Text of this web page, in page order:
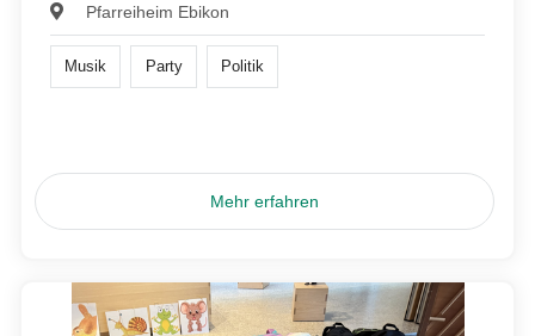
Pfarreiheim Ebikon
Musik Party Politik
Mehr erfahren